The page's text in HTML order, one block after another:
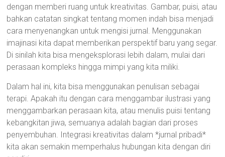
dengan memberi ruang untuk kreativitas. Gambar, puisi, atau
bahkan catatan singkat tentang momen indah bisa menjadi
cara menyenangkan untuk mengisi jurnal. Menggunakan
imajinasi kita dapat memberikan perspektif baru yang segar.
Di sinilah kita bisa mengeksplorasi lebih dalam, mulai dari
perasaan kompleks hingga mimpi yang kita miliki.
Dalam hal ini, kita bisa menggunakan penulisan sebagai
terapi. Apakah itu dengan cara menggambar ilustrasi yang
menggambarkan perasaan kita, atau menulis puisi tentang
kebangkitan jiwa, semuanya adalah bagian dari proses
penyembuhan. Integrasi kreativitas dalam *jurnal pribadi*
kita akan semakin memperhalus hubungan kita dengan diri